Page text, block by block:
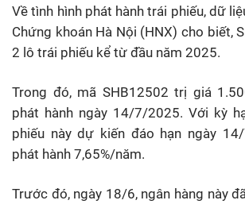
Về tình hình phát hành trái phiếu, dữ
Chứng khoán Hà Nội (HNX) cho biết,
2 lô trái phiếu kể từ đầu năm 2025.
Trong đó, mã SHB12502 trị giá
phát hành ngày 14/7/2025. Với kỳ
phiếu này dự kiến đáo hạn ngày
phát hành 7,65%/năm.
Trước đó, ngày 18/6, ngân hàng này